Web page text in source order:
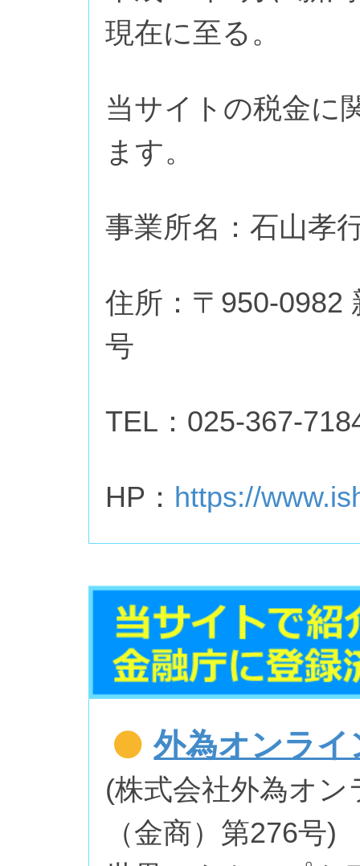
現在に至る。
当サイトの税金に
ます。
事業所名：石山孝
住所：〒950-0982
号
TEL：025-367-
HP： https://
外為オンライ
(株式会社外為オ
（金商）第276号)